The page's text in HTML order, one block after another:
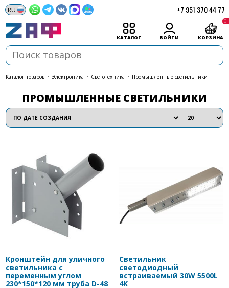
+7 951 370 44 77
КАТАЛОГ ВОЙТИ КОРЗИНА
0
каталог товаров • Электроника • Светотехника • Промышленные светильники
ПРОМЫШЛЕННЫЕ СВЕТИЛЬНИКИ
Кронштейн для уличного
светильника с
переменным углом
230*150*120 мм труба D-48
Светильник
светодиодный
встраиваемый 30W 5500L
4K